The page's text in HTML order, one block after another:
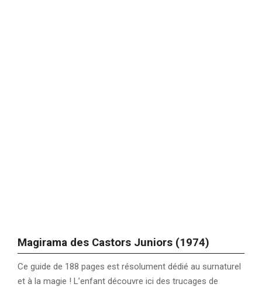
Magirama des Castors Juniors (1974)
Ce guide de 188 pages est résolument dédié au surnaturel
et à la magie ! L’enfant découvre ici des trucages de